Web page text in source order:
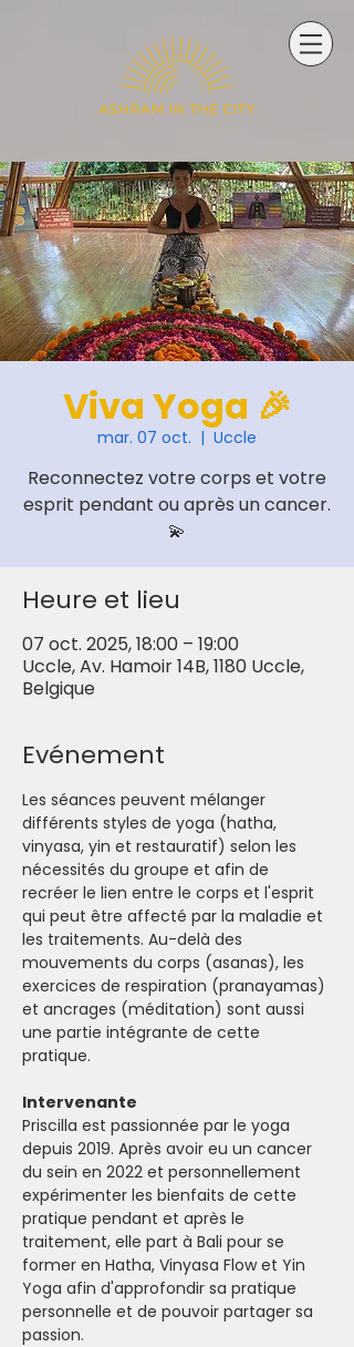
Viva Yoga 🎉
mar. 07 oct.
  |
Uccle
Reconnectez votre corps et votre
esprit pendant ou après un cancer.
💫
Heure et lieu
07 oct. 2025, 18:00 – 19:00
Uccle, Av. Hamoir 14B, 1180 Uccle,
Belgique
Evénement
Les séances peuvent mélanger
différents styles de yoga (hatha,
vinyasa, yin et restauratif) selon les
nécessités du groupe et afin de
recréer le lien entre le corps et l'esprit
qui peut être affecté par la maladie et
les traitements. Au-delà des
mouvements du corps (asanas), les
exercices de respiration (pranayamas)
et ancrages (méditation) sont aussi
une partie intégrante de cette
pratique.
Intervenante
Priscilla est passionnée par le yoga
depuis 2019. Après avoir eu un cancer
du sein en 2022 et personnellement
expérimenter les bienfaits de cette
pratique pendant et après le
traitement, elle part à Bali pour se
former en Hatha, Vinyasa Flow et Yin
Yoga afin d'approfondir sa pratique
personnelle et de pouvoir partager sa
passion.